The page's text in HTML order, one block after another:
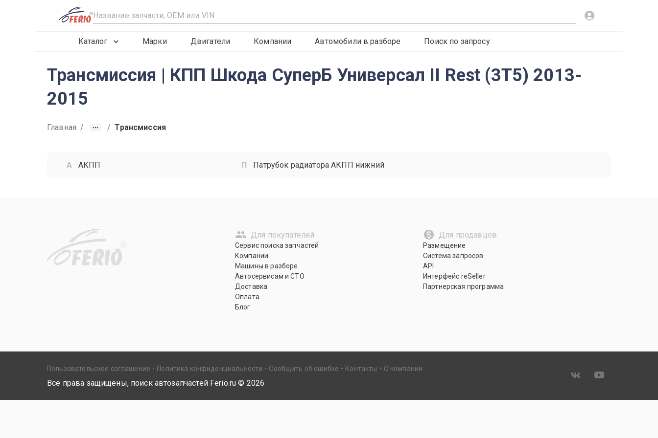
R
Каталог Марки Двигатели Компании Автомобили в разборе Поиск по запросу
Трансмиссия | КПП Шкода СуперБ Универсал II Rest (3T5) 2013-
2015
Главная / / Трансмиссия
АКПП Патрубок радиатора АКПП нижний
R
Для покупателей
Сервис поиска запчастей
Компании
Машины в разборе
Автосервисам и СТО
Доставка
Оплата
Блог
Для продавцов
Размещение
Система запросов
API
Интерфейс reSeller
Партнерская программа
Пользовательское соглашение Политика конфиденциальности Сообщить об ошибке Контакты О компании
Все права защищены, поиск автозапчастей Ferio.ru © 2026